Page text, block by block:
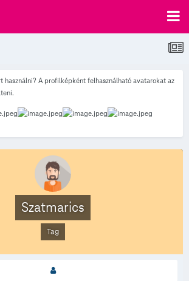
használni? A profilképként felhasználható avatarokat az
Szatmarics
Tag